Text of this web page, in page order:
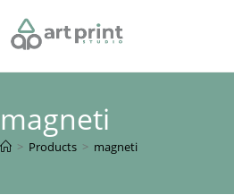
magneti
> Products > magneti